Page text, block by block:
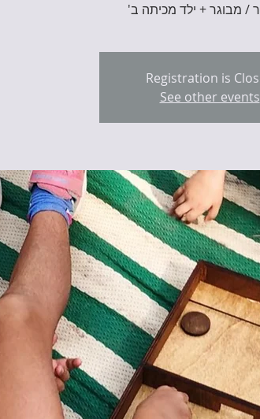
/ מבוגר + ילד מכיתה ב'
Registration is
See other events